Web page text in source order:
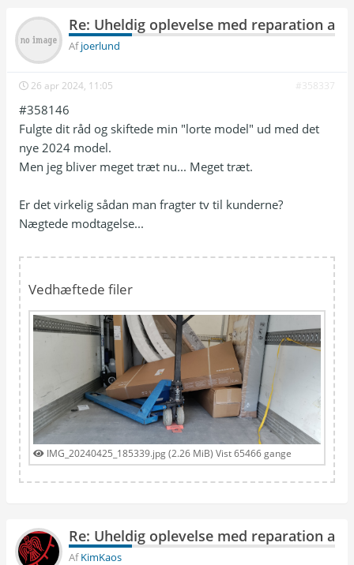
Re: Uheldig oplevelse med reparation af
Afjoerlund
26 apr 2024, 11:05 #358337
#358146
Fulgte dit råd og skiftede min "lorte model" ud med det
nye 2024 model.
Men jeg bliver meget træt nu... Meget træt.
Er det virkelig sådan man fragter tv til kunderne?
Nægtede modtagelse...
Vedhæftede filer
IMG_20240425_185339.jpg (2.26 MiB) Vist 65466 gange
Re: Uheldig oplevelse med reparation af
AfKimKaos